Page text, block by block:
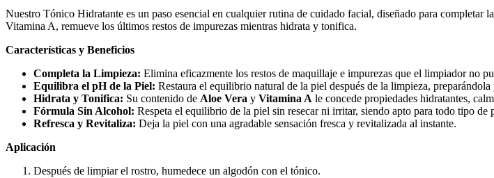
Nuestro Tónico Hidratante es un paso esencial en cualquier rutina de cuidado facial, diseñado para
Vitamina A, remueve los últimos restos de impurezas mientras hidrata y tonifica.
Características y Beneficios
Completa la Limpieza: Elimina eficazmente los restos de maquillaje e impurezas que el limpiador no
Equilibra el pH de la Piel: Restaura el equilibrio natural de la piel después de la limpieza,
Hidrata y Tonifica: Su contenido de Aloe Vera y Vitamina A le concede propiedades hidratantes,
Fórmula Sin Alcohol: Respeta el equilibrio de la piel sin resecar ni irritar, siendo apto para todo tipo de
Refresca y Revitaliza: Deja la piel con una agradable sensación fresca y revitalizada al instante.
Aplicación
Después de limpiar el rostro, humedece un algodón con el tónico.